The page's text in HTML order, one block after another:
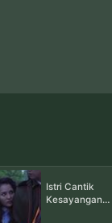
Istri Cantik
Kesayangan